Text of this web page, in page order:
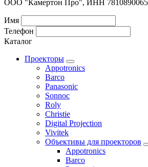
ООО "Камертон Про", ИНН
Имя
Телефон
Каталог
Проекторы
Appotronics
Barco
Panasonic
Sonnoc
Roly
Christie
Digital Projection
Vivitek
Объективы для проекторов
Appotronics
Barco